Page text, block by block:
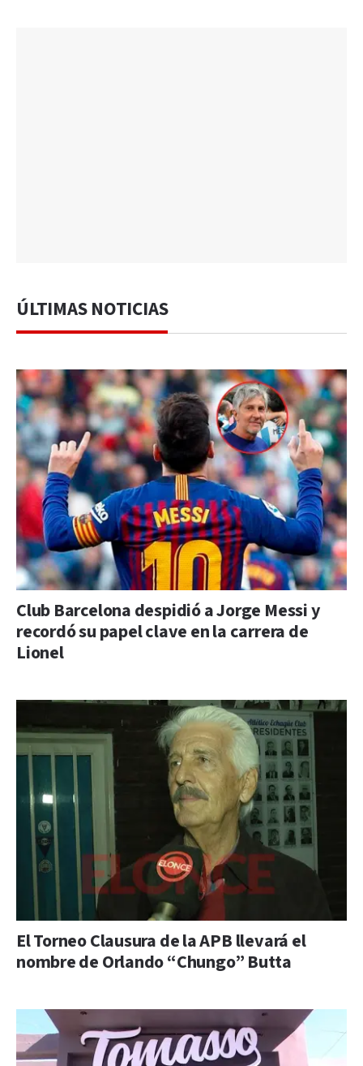
ÚLTIMAS NOTICIAS
Club Barcelona despidió a Jorge Messi y
recordó su papel clave en la carrera de
Lionel
El Torneo Clausura de la APB llevará el
nombre de Orlando “Chungo” Butta